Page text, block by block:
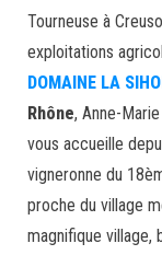
Tourneuse à
exploitations
DOMAINE LA
Rhône, Anne-
vous accueille
vigneronne du
proche du village
magnifique village,